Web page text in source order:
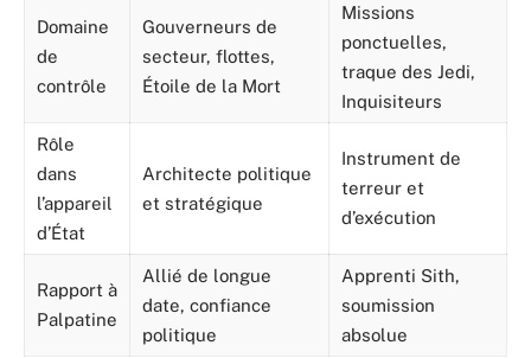
Domaine
de
contrôle
Gouverneurs de
secteur, flottes,
Étoile de la Mort
Missions
ponctuelles,
traque des Jedi,
Inquisiteurs
Rôle
dans
l’appareil
d’État
Architecte politique
et stratégique
Instrument de
terreur et
d’exécution
Rapport à
Palpatine
Allié de longue
date, confiance
politique
Apprenti Sith,
soumission
absolue